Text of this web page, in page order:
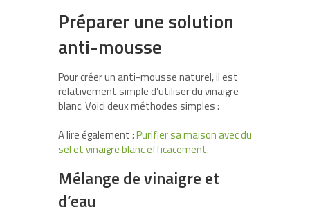
Préparer une solution
anti-mousse
Pour créer un anti-mousse naturel, il est
relativement simple d’utiliser du vinaigre
blanc. Voici deux méthodes simples :
A lire également :Purifier sa maison avec du
sel et vinaigre blanc efficacement.
Mélange de vinaigre et
d’eau